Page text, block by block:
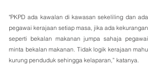
"PKPD ada kawalan di kawasan sekeliling dan ada
pegawai kerajaan setiap masa, jika ada kekurangan
seperti bekalan makanan jumpa sahaja pegawai
minta bekalan makanan. Tidak logik kerajaan mahu
kurung penduduk sehingga kelaparan,” katanya.